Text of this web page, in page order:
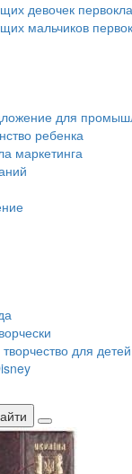
девочек
мальчиков
для
ребенка
маркетинга
для детей